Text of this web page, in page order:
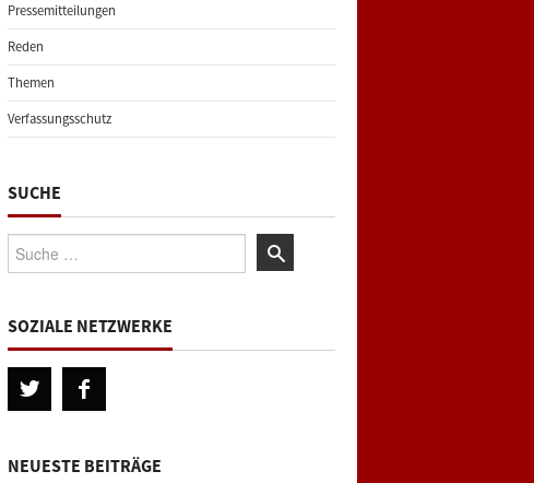
Pressemitteilungen
Reden
Themen
Verfassungsschutz
SUCHE
Suche:
SOZIALE NETZWERKE
NEUESTE BEITRÄGE